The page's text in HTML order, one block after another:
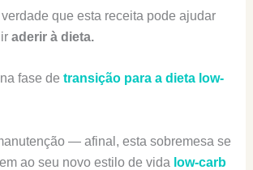
que esta receita pode ajudar
aderir à dieta.
fase de transição para a dieta low-
— afinal, esta sobremesa se
ao seu novo estilo de vida low-carb